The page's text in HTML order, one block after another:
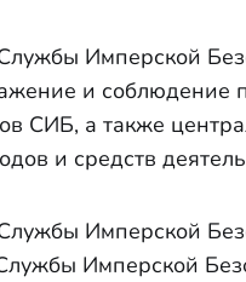
Имперской
и соблюдение
СИБ, а также
и средств
Имперской
Имперской